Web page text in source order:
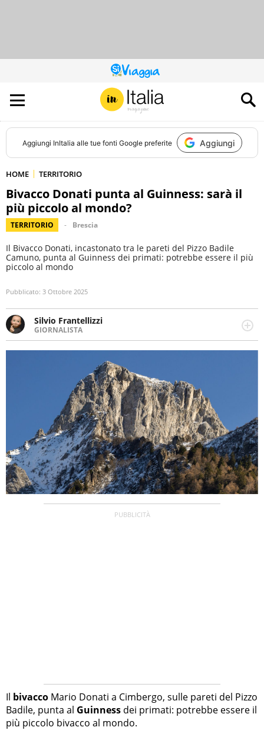
QUESTO
SITO
CONTRIBUISCE
ALL’AUDIENCE
DI
Aggiungi InItalia alle tue fonti Google preferite Aggiungi
HOME TERRITORIO
Bivacco Donati punta al Guinness: sarà il
più piccolo al mondo?
TERRITORIO Brescia
Il Bivacco Donati, incastonato tra le pareti del Pizzo Badile
Camuno, punta al Guinness dei primati: potrebbe essere il più
piccolo al mondo
Pubblicato: 3 Ottobre 2025
Silvio Frantellizzi
GIORNALISTA
Giornalista pubblicista. Da oltre dieci anni si occupa di
informazione sul web, scrivendo di sport, attualità,
cronaca, motori, spettacolo e videogame.
Il bivacco Mario Donati a Cimbergo, sulle pareti del Pizzo
Badile, punta al Guinness dei primati: potrebbe essere il
più piccolo bivacco al mondo.